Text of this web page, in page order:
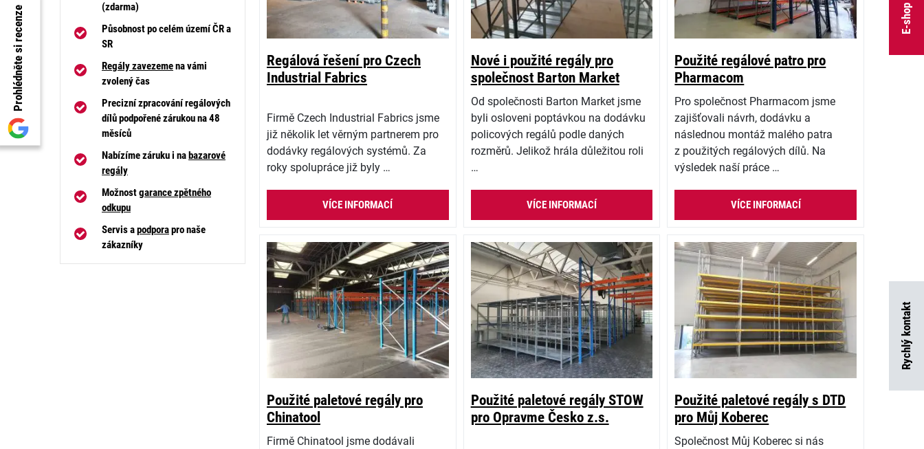
E-shop
Rychlý kontakt
Prohlédněte si recenze
(zdarma)
Působnost po celém území ČR a
SR
Regály zavezemena vámi
zvolený čas
Precizní zpracování regálových
dílů podpořené zárukou na 48
měsíců
Nabízíme záruku i nabazarové
regály
Možnostgarance zpětného
odkupu
Servis apodporapro naše
zákazníky
Regálová řešení pro Czech
Industrial Fabrics
Firmě Czech Industrial Fabrics jsme
již několik let věrným partnerem pro
dodávky regálových systémů. Za
roky spolupráce již byly …
VÍCE INFORMACÍ
Nové i použité regály pro
společnost Barton Market
Od společnosti Barton Market jsme
byli osloveni poptávkou na dodávku
policových regálů podle daných
rozměrů. Jelikož hrála důležitou roli
…
VÍCE INFORMACÍ
Použité regálové patro pro
Pharmacom
Pro společnost Pharmacom jsme
zajišťovali návrh, dodávku a
následnou montáž malého patra
z použitých regálových dílů. Na
výsledek naší práce …
VÍCE INFORMACÍ
Použité paletové regály pro
Chinatool
Firmě Chinatool jsme dodávali
Použité paletové regály STOW
pro Opravme Česko z.s.
Použité paletové regály s DTD
pro Můj Koberec
Společnost Můj Koberec si nás